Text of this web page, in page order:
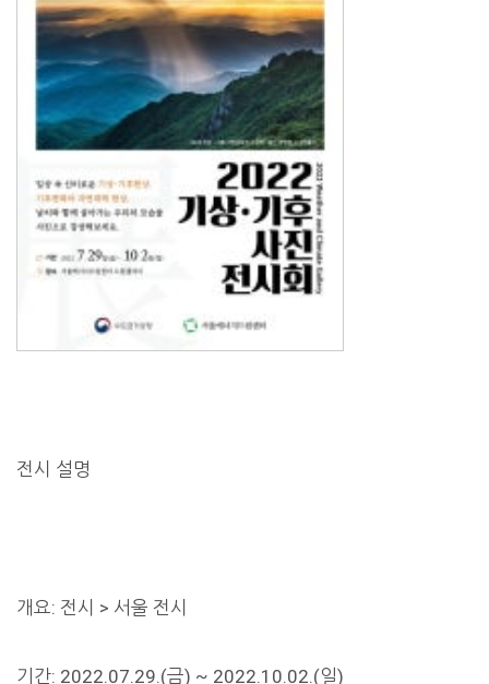
전시 설명
개요: 전시 > 서울 전시
기간: 2022.07.29.(금) ~ 2022.10.02.(일)